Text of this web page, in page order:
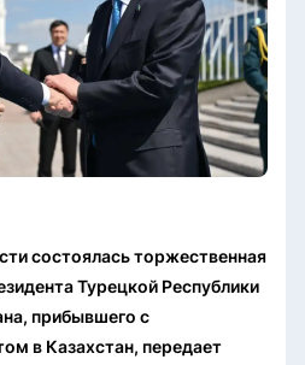
состоялась торжественная
Турецкой Республики
прибывшего с
в Казахстан, передает